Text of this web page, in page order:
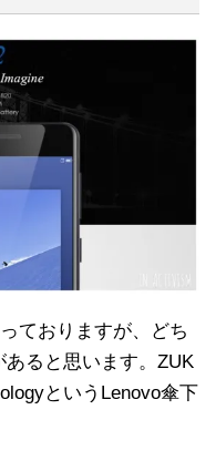
ておりますが、どち
ると思います。ZUK
というLenovo傘下